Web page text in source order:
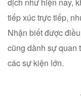
dịch như hiện nay,
tiếp xúc trực tiếp,
Nhận biết được
cũng dành sự quan
các sự kiện lớn.